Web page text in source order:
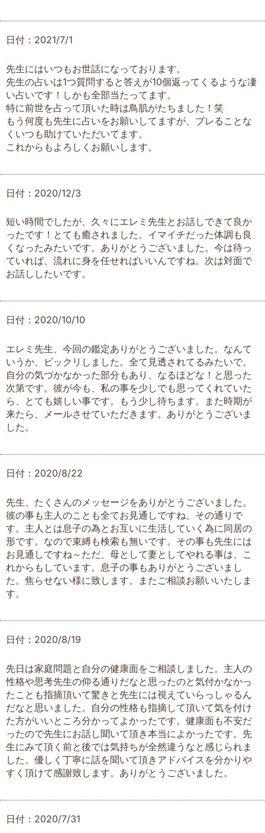
日付：2021/7/1
先生にはいつもお世話になっております。
先生の占いは1つ質問すると答えが10個返ってくるような凄
い占いです！しかも全部当たってます。
特に前世を占って頂いた時は鳥肌がたちました！笑
もう何度も先生に占いをお願いしてますが、ブレることな
くいつも助けていただいてます。
これからもよろしくお願いします。
日付：2020/12/3
短い時間でしたが、久々にエレミ先生とお話しできて良か
ったです！とても癒されました。イマイチだった体調も良
くなったみたいです。ありがとうございました。今は待っ
ていれば、流れに身を任せればいいんですね。次は対面で
お話ししたいです。
日付：2020/10/10
エレミ先生、今回の鑑定ありがとうございました。なんて
いうか、ビックリしました。全て見透されてるみたいで。
自分の気づかなかった部分もあり、なるほどな！と思った
次第です。彼が今も、私の事を少しでも思ってくれていた
ら、とても嬉しい事です。もう少し待ちます。また時期が
来たら、メールさせていただきます。ありがとうございま
した。
日付：2020/8/22
先生、たくさんのメッセージをありがとうございました。
彼の事も主人のことも全てお見通しですね。その通りで
す。主人とは息子の為とお互いに生活していく為に同居の
形です。なので束縛も検索も無いです。その事も先生には
お見通しですね～ただ、母として妻としてやれる事は、こ
れからもしています。息子の事もありがとうございまし
た。焦らせない様に致します。またご相談お願いいたしま
す。
日付：2020/8/19
先日は家庭問題と自分の健康面をご相談しました。主人の
性格や思考先生の仰る通りだなと思ったのと気付かなかっ
たことも指摘頂いて驚きと先生には視えていらっしゃるん
だなと思いました。自分の性格も指摘して頂いて気を付け
た方がいいところ分かってよかったです。健康面も不安だ
ったので先生にお話し聞いて頂き本当によかったです。先
生にみて頂く前と後では気持ちが全然違うなと感じられま
した。優しく丁寧に話を聞いて頂きアドバイスを分かりや
すく頂けて感謝致します。ありがとうございました。
日付：2020/7/31